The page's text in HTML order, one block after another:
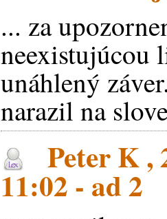
... za
neexistujúcou
unáhlený
narazil na
Peter K ,
11:02 - ad 2